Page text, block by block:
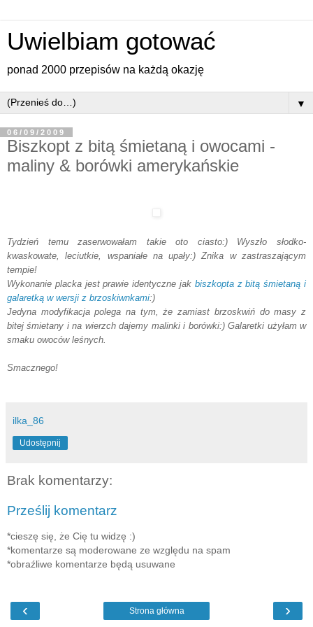
Uwielbiam gotować
ponad 2000 przepisów na każdą okazję
▼
06/09/2009
Biszkopt z bitą śmietaną i owocami -
maliny & borówki amerykańskie
Tydzień temu zaserwowałam takie oto ciasto:) Wyszło słodko-
kwaskowate, leciutkie, wspaniałe na upały:) Znika w zastraszającym
tempie!
Wykonanie placka jest prawie identyczne jak biszkopta z bitą śmietaną i
galaretką w wersji z brzoskiwnkami:)
Jedyna modyfikacja polega na tym, że zamiast brzoskwiń do masy z
bitej śmietany i na wierzch dajemy malinki i borówki:) Galaretki użyłam w
smaku owoców leśnych.
Smacznego!
ilka_86
Udostępnij
Brak komentarzy:
Prześlij komentarz
*cieszę się, że Cię tu widzę :)
*komentarze są moderowane ze względu na spam
*obraźliwe komentarze będą usuwane
‹ ›
Strona główna